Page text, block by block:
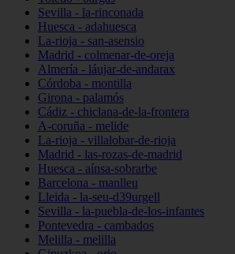
Sevilla - la-rinconada
Huesca - adahuesca
La-rioja - san-asensio
Madrid - colmenar-de-oreja
Almería - láujar-de-andarax
Córdoba - montilla
Girona - palamós
Cádiz - chiclana-de-la-frontera
A-coruña - melide
La-rioja - villalobar-de-rioja
Madrid - las-rozas-de-madrid
Huesca - aínsa-sobrarbe
Barcelona - manlleu
Lleida - la-seu-d39urgell
Sevilla - la-puebla-de-los-infantes
Pontevedra - cambados
Melilla - melilla